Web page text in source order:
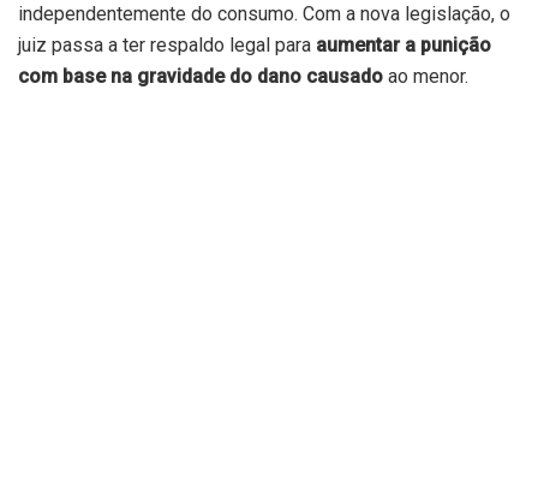
independentemente do consumo. Com a nova legislação, o
juiz passa a ter respaldo legal para aumentar a punição
com base na gravidade do dano causado ao menor.